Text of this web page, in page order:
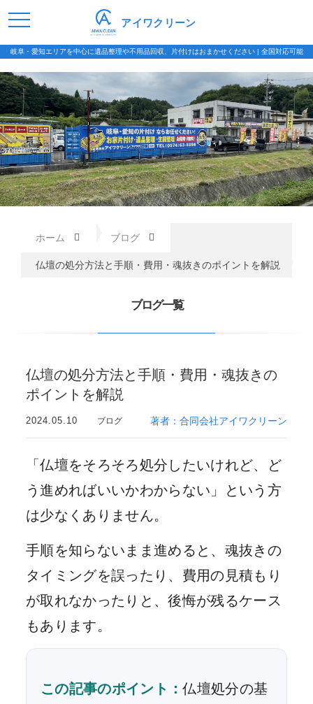
岐阜・愛知エリアを中心に遺品整理や不用品回収、片付けはおまかせください | 全国対応可能
アイワクリーン
ホーム ブログ
仏壇の処分方法と手順・費用・魂抜きのポイントを解説
ブログ一覧
仏壇の処分方法と手順・費用・魂抜きの
ポイントを解説
2024.05.10 ブログ 著者：合同会社アイワクリーン
「仏壇をそろそろ処分したいけれど、ど
う進めればいいかわからない」という方
は少なくありません。
手順を知らないまま進めると、魂抜きの
タイミングを誤ったり、費用の見積もり
が取れなかったりと、後悔が残るケース
もあります。
この記事のポイント：仏壇処分の基